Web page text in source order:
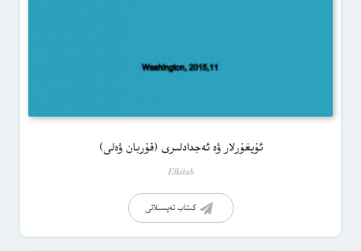
ئۇيغۇرلار ۋە ئەجدادلىرى (قۇربان ۋەلى)
Elkitab
كىتاب تەپسىلاتى